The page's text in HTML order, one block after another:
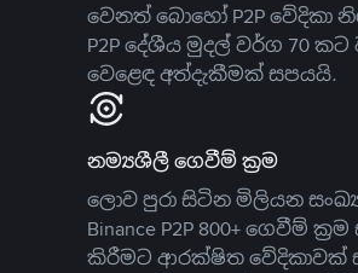
වෙනත් බොහෝ P2P වේදිකා
P2P දේශීය මුදල් වර්ග 70
වෙළෙඳ අත්දැකීමක් සපයයි.
නම්‍යශීලී ගෙවීම් ක්‍රම
ලොව පුරා සිටින මිලියන
Binance P2P 800+ ගෙවීම්
කිරීමට ආරක්ෂිත වේදිකාවක්